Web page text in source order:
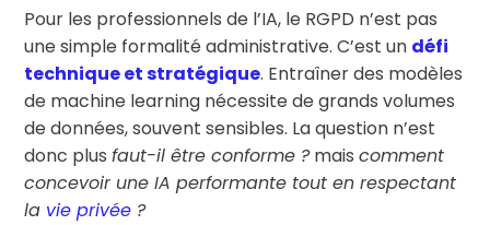
Pour les professionnels de l’IA, le RGPD n’est pas
une simple formalité administrative. C’est un défi
technique et stratégique. Entraîner des modèles
de machine learning nécessite de grands volumes
de données, souvent sensibles. La question n’est
donc plusfaut-il être conforme ?maiscomment
concevoir une IA performante tout en respectant
la vie privée ?